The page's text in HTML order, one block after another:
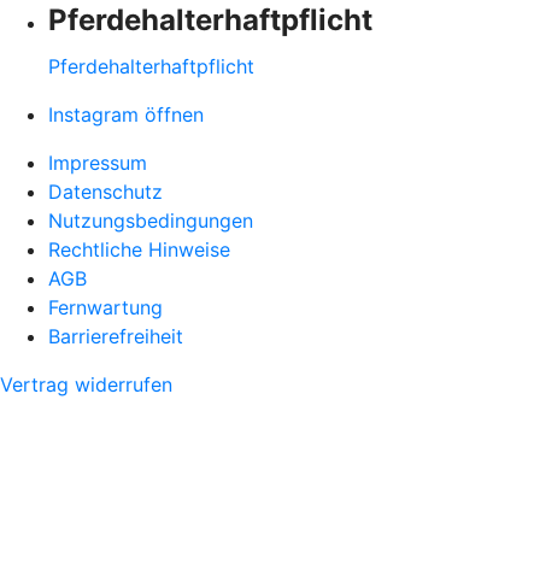
Pferdehalter­haftpflicht
Pferdehalter­haftpflicht
Instagram öffnen
Impressum
Datenschutz
Nutzungsbedingungen
Rechtliche Hinweise
AGB
Fernwartung
Barrierefreiheit
Vertrag widerrufen